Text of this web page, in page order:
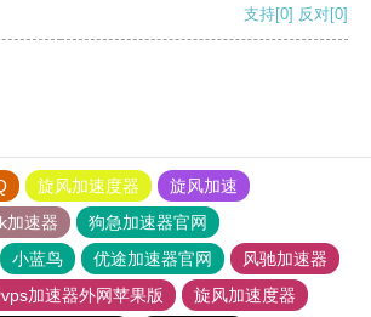
支持[0] 反对[0]
旋风加速度器
旋风加速
加速器
狗急加速器官网
小蓝鸟 优途加速器官网
风驰加速器
加速器外网苹果版
旋风加速度器